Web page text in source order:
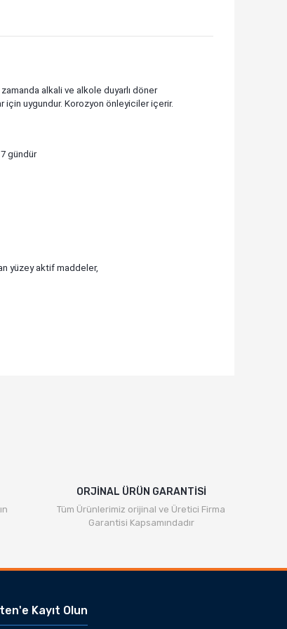
alkali ve alkole duyarlı döner
için uygundur. Korozyon önleyiciler içerir.
gündür
yüzey aktif maddeler,
ORJİNAL ÜRÜN GARANTİSİ
Tüm Ürünlerimiz orijinal ve Üretici Firma
Garantisi Kapsamındadır
Kayıt Olun